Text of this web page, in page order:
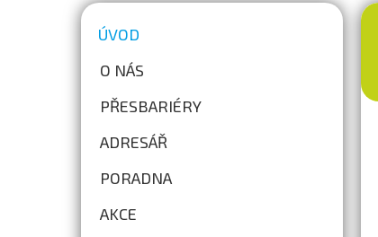
ÚVOD
O NÁS
PŘESBARIÉRY
ADRESÁŘ
PORADNA
AKCE